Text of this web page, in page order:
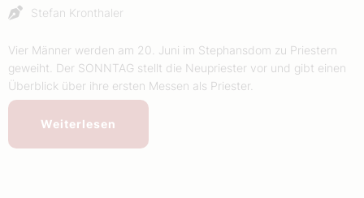
Stefan Kronthaler
Vier Männer werden am 20. Juni im Stephansdom zu Priestern
geweiht. Der SONNTAG stellt die Neupriester vor und gibt einen
Überblick über ihre ersten Messen als Priester.
Weiterlesen